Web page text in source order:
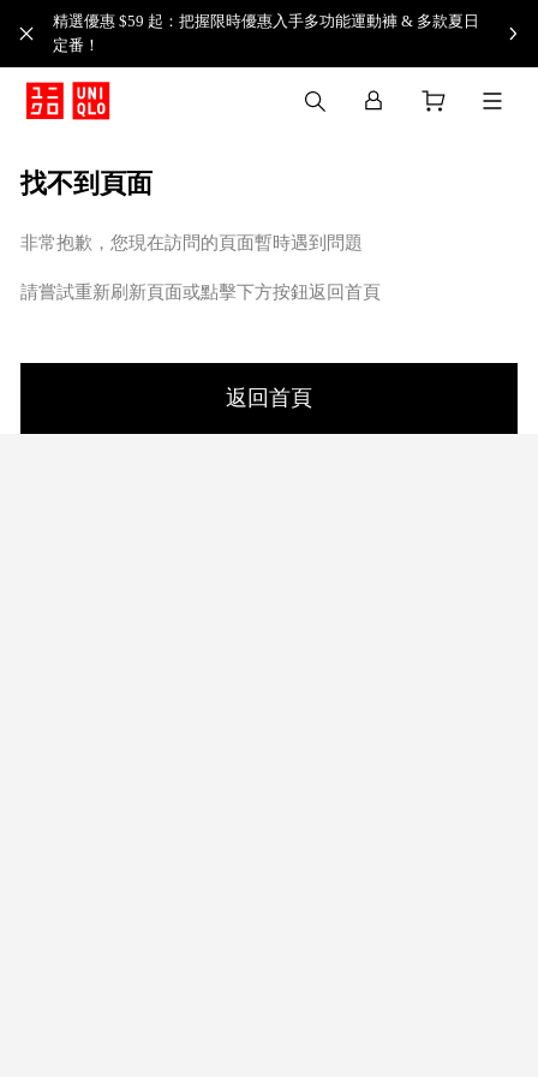
精選優惠 $59 起：把握限時優惠入手多功能運動褲 & 多款夏日
定番！​
找不到頁面
非常抱歉，您現在訪問的頁面暫時遇到問題
請嘗試重新刷新頁面或點擊下方按鈕返回首頁
返回首頁